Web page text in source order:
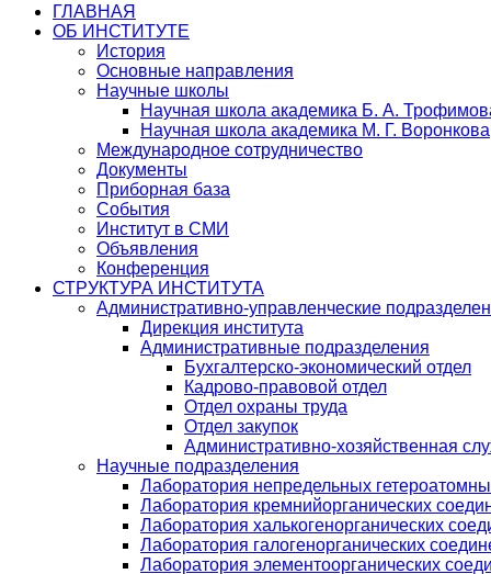
ГЛАВНАЯ
ОБ ИНСТИТУТЕ
История
Основные направления
Научные школы
Научная школа академика Б. А.
Научная школа академика М. Г. Воронкова
Международное сотрудничество
Документы
Приборная база
События
Институт в СМИ
Объявления
Конференция
СТРУКТУРА ИНСТИТУТА
Административно-управленческие
Дирекция института
Административные подразделения
Бухгалтерско-экономический отдел
Кадрово-правовой отдел
Отдел охраны труда
Отдел закупок
Административно-хозяйственная
Научные подразделения
Лаборатория непредельных
Лаборатория кремнийорганических
Лаборатория халькогенорганических
Лаборатория галогенорганических
Лаборатория элементоорганических